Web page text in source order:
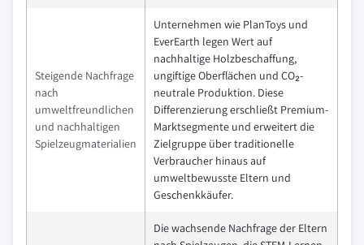
Steigende Nachfrage
nach
umweltfreundlichen
und nachhaltigen
Spielzeugmaterialien
Unternehmen wie PlanToys und
EverEarth legen Wert auf
nachhaltige Holzbeschaffung,
ungiftige Oberflächen und CO₂-
neutrale Produktion. Diese
Differenzierung erschließt Premium-
Marktsegmente und erweitert die
Zielgruppe über traditionelle
Verbraucher hinaus auf
umweltbewusste Eltern und
Geschenkkäufer.
Die wachsende Nachfrage der Eltern